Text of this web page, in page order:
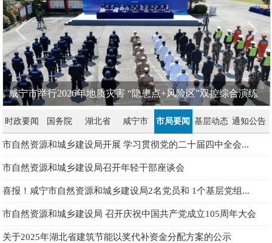
咸宁市举行2026年地质灾害 “隐患点+风险区”双控综合演练
时政要闻 国务院 湖北省 咸宁市 市局要闻 基层动态 通知公告
市自然资源和城乡建设局开展 学习贯彻党的二十届四中全会...
市自然资源和城乡建设局召开年轻干部座谈会
喜报！咸宁市自然资源和城乡建设局2名党员和 1个基层党组...
市自然资源和城乡建设局 召开庆祝中国共产党成立105周年大会
关于2025年湖北省建筑节能以奖代补资金分配方案的公示